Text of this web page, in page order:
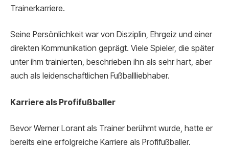
Trainerkarriere.
Seine Persönlichkeit war von Disziplin, Ehrgeiz und einer
direkten Kommunikation geprägt. Viele Spieler, die später
unter ihm trainierten, beschrieben ihn als sehr hart, aber
auch als leidenschaftlichen Fußballliebhaber.
Karriere als Profifußballer
Bevor Werner Lorant als Trainer berühmt wurde, hatte er
bereits eine erfolgreiche Karriere als Profifußballer.